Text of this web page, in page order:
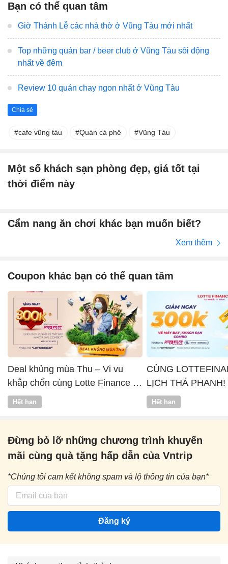
Bạn có thể quan tâm
Giờ Thánh Lễ các nhà thờ ở Vũng Tàu mới nhất
Top những quán bar / beer club ở Vũng Tàu sôi động
nhất về đêm
Review 10 quán chay ngon nhất ở Vũng Tàu
Chia sẻ
cafe vũng tàu Quán cà phê Vũng Tàu
Một số khách sạn phòng đẹp, giá tốt tại
thời điểm này
Cẩm nang ăn chơi khác bạn muốn biết?
Xem thêm
Coupon khác bạn có thể quan tâm
Deal khủng mùa Thu – Vi vu
khắp chốn cùng Lotte Finance x
Vntrip
Hết hạn
CÙNG
LỊCH THẢ PHANH!
Hết hạn
Đừng bỏ lỡ những chương trình khuyến
mãi cùng quà tặng hấp dẫn của Vntrip
*Chúng tôi cam kết không spam và lộ thông tin của bạn*
Đăng ký